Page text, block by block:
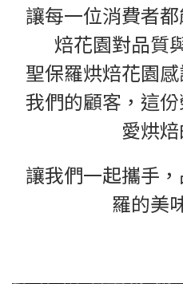
讓每一位消費者
焙花園對品質
聖保羅烘焙花園
我們的顧客，這
愛烘焙
讓我們一起攜手
羅的美